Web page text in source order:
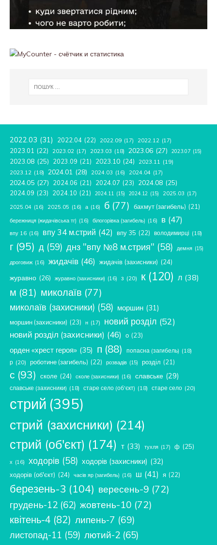
2022.03 (31) 2022.04 (22) 2022.09 (17) 2022.12 (17)
2023.01 (22) 2023.02 (17) 2023.03 (18) 2023.06 (27) 2023.07 (15)
2023.08 (25) 2023.09 (21) 2023.10 (24) 2023.11 (19)
2023.12 (18) 2024.01 (28) 2024.03 (16) 2024.04 (17)
2024.05 (27) 2024.06 (21) 2024.07 (23) 2024.08 (25)
2024.09 (23) 2024.10 (21) 2024.11 (15) 2024.12 (15) 2025.03 (17)
2025.04 (16) 2025.05 (16) а (16) б (77) бахмут (загибель) (21)
бережниця (жидачівська тг) (16) білогорівка (загибель) (16) в (47)
впу 16 (16) впу 34 м.стрий (42) впу 35 (22) володимирці (18)
г (95) д (59) днз "впу №8 м.стрия" (58) демня (15)
дроговиж (16) жидачів (46) жидачів (захисники) (24)
журавно (26) журавно (захисники) (16) з (20) к (120) л (38)
м (81) миколаїв (77)
миколаїв (захисники) (58) моршин (31)
моршин (захисники) (23) н (17) новий розділ (52)
новий розділ (захисники) (46) о (23)
орден «хрест героя» (35) п (88) попасна (загибель) (18)
р (20) роботине (загибель) (22) розвадів (15) розділ (21)
с (93) сколе (24) сколе (захисники) (16) славське (29)
славське (захисники) (18) старе село (об'єкт) (18) старе село (20)
стрий (395)
стрий (захисники) (214)
стрий (об'єкт) (174) т (33) тухля (17) ф (25)
х (16) ходорів (58) ходорів (захисники) (32)
ходорів (об'єкт) (24) часів яр (загибель) (16) ш (41) я (22)
березень-3 (104) вересень-9 (72)
грудень-12 (62) жовтень-10 (72)
квітень-4 (82) липень-7 (69)
листопад-11 (59) лютий-2 (65)